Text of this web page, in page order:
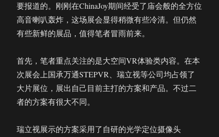
要报道的。刚刚在ChinaJoy期间经受了庙会般的全方位
高音喇叭轰炸，这场展会显得稍微有些冷清。但仍然
有些新鲜的展品，值得笔者冒雨前来。
首先，笔者重点关注的是大空间VR体验类内容。在本
次展会上国承万通STEPVR、瑞立视等公司均占领了
大片展位，展出自己目前主打的方案和产品。不过二
者的方案有很大不同。
瑞立视展示的方案采用了自研的光学定位摄像头